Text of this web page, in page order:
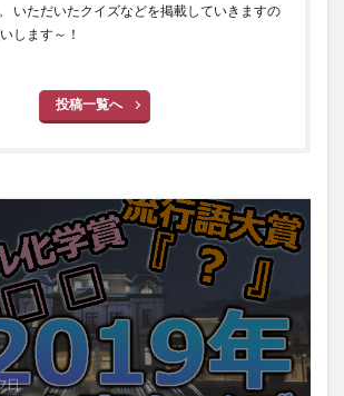
いただいたクイズなどを掲載していきますの
します～！
投稿一覧へ
日